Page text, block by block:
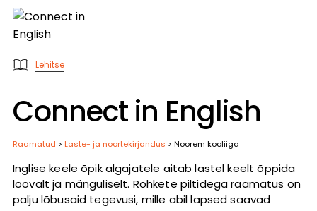
Lehitse
Connect in English
Raamatud > Laste- ja noortekirjandus > Noorem kooliiga
Inglise keele õpik algajatele aitab lastel keelt õppida
loovalt ja mänguliselt. Rohkete piltidega raamatus on
palju lõbusaid tegevusi, mille abil lapsed saavad